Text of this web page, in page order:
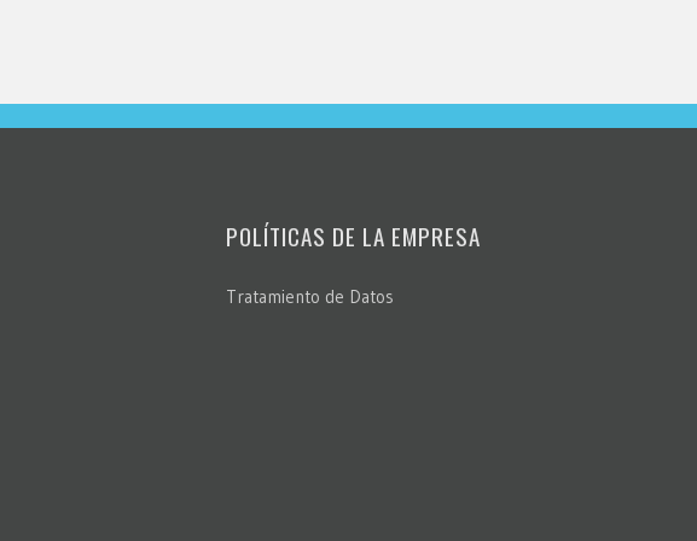
POLÍTICAS DE LA EMPRESA
Tratamiento de Datos